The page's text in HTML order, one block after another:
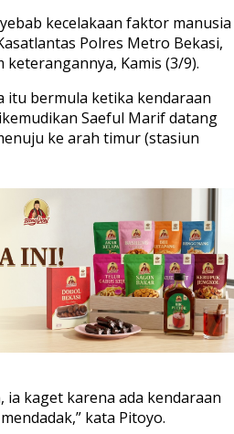
kecelakaan faktor manusia
Polres Metro Bekasi,
keterangannya, Kamis (3/9).
itu bermula ketika kendaraan
Saeful Marif datang
ke arah timur (stasiun
ia kaget karena ada kendaraan
kata Pitoyo.